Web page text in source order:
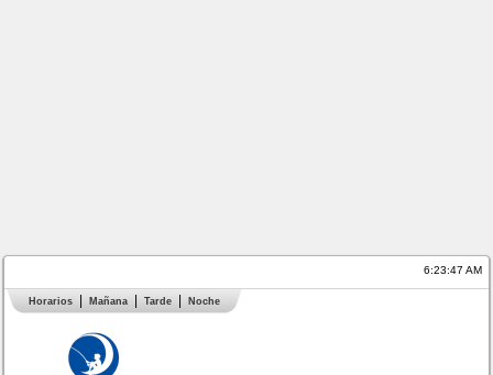
6:23:47 AM
Horarios Mañana Tarde Noche